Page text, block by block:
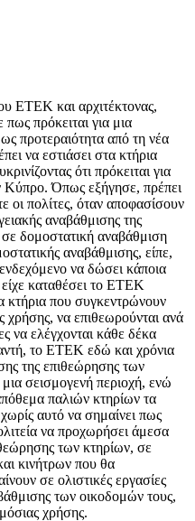
ΕΤΕΚ και αρχιτέκτονας,
πρόκειται για μια
προτεραιότητα από τη νέα
να εστιάσει στα κτήρια
ότι πρόκειται για
Κύπρο. Όπως εξήγησε, πρέπει
οι πολίτες, όταν αποφασίσουν
αναβάθμισης της
δομοστατική αναβάθμιση
αναβάθμισης, είπε,
να δώσει κάποια
καταθέσει το ΕΤΕΚ
που συγκεντρώνουν
να επιθεωρούνται ανά
να ελέγχονται κάθε δέκα
το ΕΤΕΚ εδώ και χρόνια
της επιθεώρησης των
σεισμογενή περιοχή, ενώ
παλιών κτηρίων τα
αυτό να σημαίνει πως
να προχωρήσει άμεσα
των κτηρίων, σε
κινήτρων που θα
σε ολιστικές εργασίες
των οικοδομών τους,
χρήσης.